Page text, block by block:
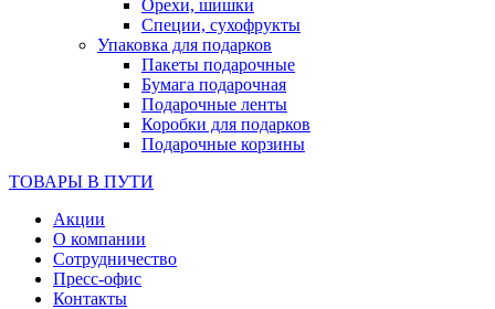
Орехи, шишки
Специи, сухофрукты
Упаковка для подарков
Пакеты подарочные
Бумага подарочная
Подарочные ленты
Коробки для подарков
Подарочные корзины
ТОВАРЫ В ПУТИ
Акции
О компании
Сотрудничество
Пресс-офис
Контакты